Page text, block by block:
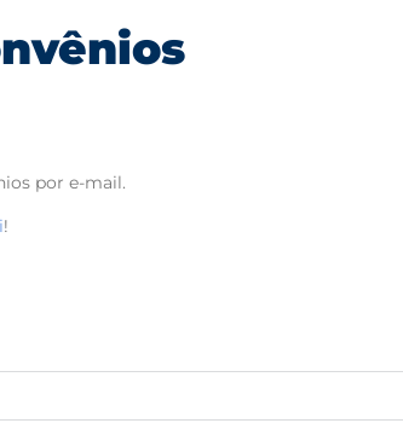
por e-mail.
!